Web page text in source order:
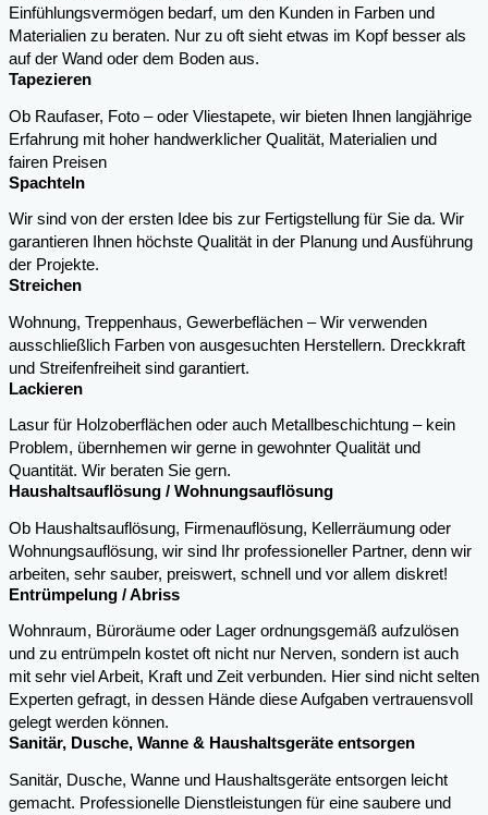
Einfühlungsvermögen bedarf, um den Kunden in Farben und
Materialien zu beraten. Nur zu oft sieht etwas im Kopf besser als
auf der Wand oder dem Boden aus.
Tapezieren
Ob Raufaser, Foto – oder Vliestapete, wir bieten Ihnen langjährige
Erfahrung mit hoher handwerklicher Qualität, Materialien und
fairen Preisen
Spachteln
Wir sind von der ersten Idee bis zur Fertigstellung für Sie da. Wir
garantieren Ihnen höchste Qualität in der Planung und Ausführung
der Projekte.
Streichen
Wohnung, Treppenhaus, Gewerbeflächen – Wir verwenden
ausschließlich Farben von ausgesuchten Herstellern. Dreckkraft
und Streifenfreiheit sind garantiert.
Lackieren
Lasur für Holzoberflächen oder auch Metallbeschichtung – kein
Problem, übernhemen wir gerne in gewohnter Qualität und
Quantität. Wir beraten Sie gern.
Haushaltsauflösung / Wohnungsauflösung
Ob Haushaltsauflösung, Firmenauflösung, Kellerräumung oder
Wohnungsauflösung, wir sind Ihr professioneller Partner, denn wir
arbeiten, sehr sauber, preiswert, schnell und vor allem diskret!
Entrümpelung / Abriss
Wohnraum, Büroräume oder Lager ordnungsgemäß aufzulösen
und zu entrümpeln kostet oft nicht nur Nerven, sondern ist auch
mit sehr viel Arbeit, Kraft und Zeit verbunden. Hier sind nicht selten
Experten gefragt, in dessen Hände diese Aufgaben vertrauensvoll
gelegt werden können.
Sanitär, Dusche, Wanne & Haushaltsgeräte entsorgen
Sanitär, Dusche, Wanne und Haushaltsgeräte entsorgen leicht
gemacht. Professionelle Dienstleistungen für eine saubere und